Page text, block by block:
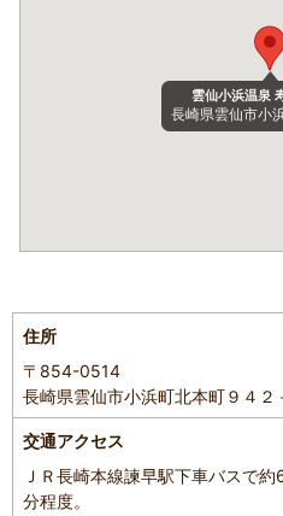
雲仙小浜温泉
長崎県雲仙市小
住所
〒854-0514
長崎県雲仙市小浜町北本町９４２
交通アクセス
ＪＲ長崎本線諫早駅下車バスで
分程度。